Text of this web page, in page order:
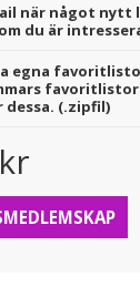
när något nytt
du är
egna
dessa. (.zipfil)